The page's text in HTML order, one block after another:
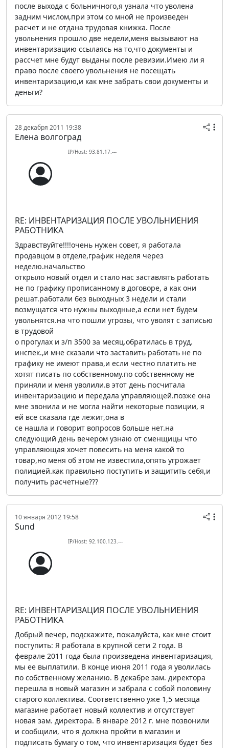
после выхода с больничного,я узнала что уволена
задним числом,при этом со мной не произведен
расчет и не отдана трудовая книжка. После
увольнения прошло две недели,меня вызывают на
инвентаризацию ссылаясь на то,что документы и
рассчет мне будут выданы после ревизии.Имею ли я
право после своего увольнения не посещать
инвентаризацию,и как мне забрать свои документы и
деньги?
28 декабря 2011 19:38
Елена волгоград
IP/Host: 93.81.17.---
RE: ИНВЕНТАРИЗАЦИЯ ПОСЛЕ УВОЛЬНИЕНИЯ
РАБОТНИКА
Здравствуйте!!!!очень нужен совет, я работала
продавцом в отделе,график неделя через
неделю.начальство
открыло новый отдел и стало нас заставлять работать
не по графику прописанному в договоре, а как они
решат.работали без выходных 3 недели и стали
возмущатся что нужны выходные,а если нет будем
увольнятся.на что пошли угрозы, что уволят с записью
в трудовой
о прогулах и з/п 3500 за месяц.обратилась в труд.
инспек.,и мне сказали что заставить работать не по
графику не имеют права,и если честно платить не
хотят писать по собственному.по собственному не
приняли и меня уволили.в этот день посчитала
инвентаризацию и передала управляющей.позже она
мне звонила и не могла найти некоторые позиции, я
ей все сказала где лежит,она в
се нашла и говорит вопросов больше нет.на
следующий день вечером узнаю от сменщицы что
управляющая хочет повесить на меня какой то
товар,но меня об этом не известила,опять угрожает
полицией.как правильно поступить и защитить себя,и
получить расчетные???
10 января 2012 19:58
Sund
IP/Host: 92.100.123.---
RE: ИНВЕНТАРИЗАЦИЯ ПОСЛЕ УВОЛЬНИЕНИЯ
РАБОТНИКА
Добрый вечер, подскажите, пожалуйста, как мне стоит
поступить: Я работала в крупной сети 2 года. В
феврале 2011 года была произведена инвентаризация,
мы ее выплатили. В конце июня 2011 года я уволилась
по собственному желанию. В декабре зам. директора
перешла в новый магазин и забрала с собой половину
старого коллектива. Соответственно уже 1,5 месяца
магазине работает новый коллектив и отсутствует
новая зам. директора. В январе 2012 г. мне позвонили
и сообщили, что я должна пройти в магазин и
подписать бумагу о том, что инвентаризация будет без